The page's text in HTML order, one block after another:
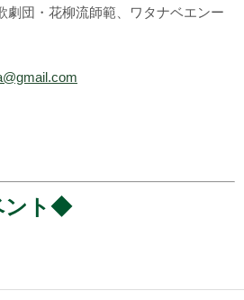
劇団・花柳流師範、ワタナベエンー
ント◆